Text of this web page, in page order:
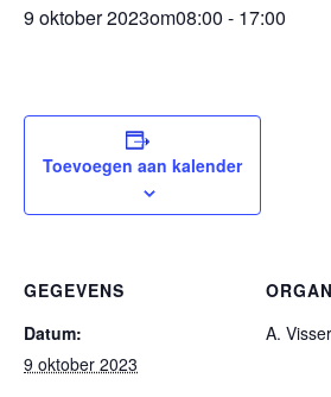
9 oktober 2023om08:00 - 17:00
Toevoegen aan kalender
GEGEVENS
Datum:
9 oktober 2023
A. Visser